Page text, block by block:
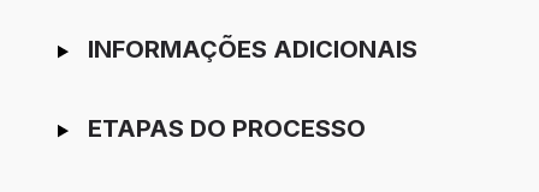
INFORMAÇÕES ADICIONAIS
ETAPAS DO PROCESSO